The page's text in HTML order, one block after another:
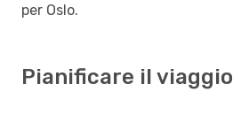
per Oslo.
Pianificare il viaggio